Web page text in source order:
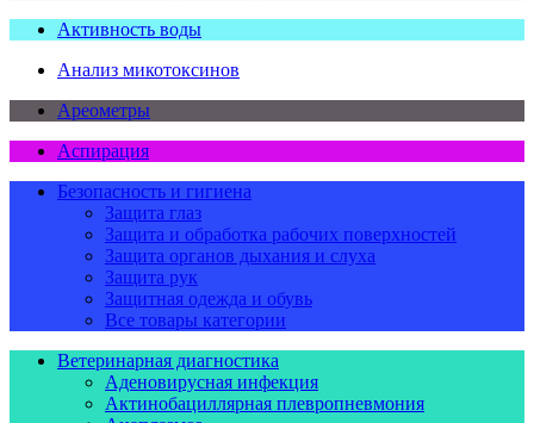
Активность воды
Анализ микотоксинов
Ареометры
Аспирация
Безопасность и гигиена
Защита глаз
Защита и обработка рабочих поверхностей
Защита органов дыхания и слуха
Защита рук
Защитная одежда и обувь
Все товары категории
Ветеринарная диагностика
Аденовирусная инфекция
Актинобациллярная плевропневмония